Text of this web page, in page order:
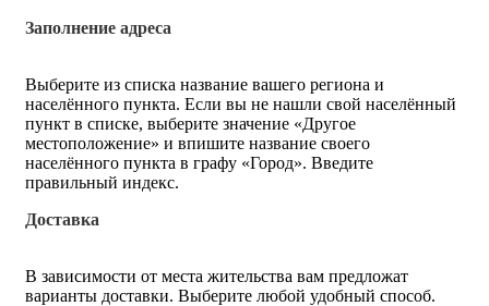
Заполнение адреса
Выберите из списка название вашего региона и
населённого пункта. Если вы не нашли свой населённый
пункт в списке, выберите значение «Другое
местоположение» и впишите название своего
населённого пункта в графу «Город». Введите
правильный индекс.
Доставка
В зависимости от места жительства вам предложат
варианты доставки. Выберите любой удобный способ.